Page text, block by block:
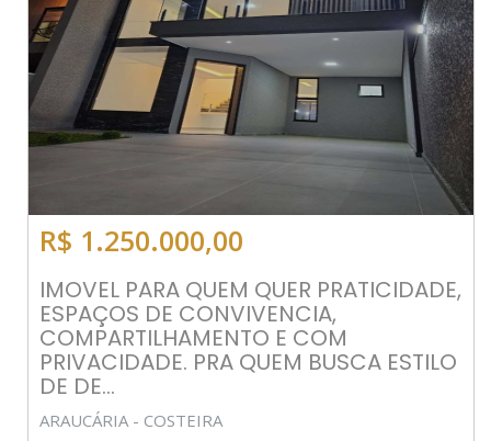
R$ 1.250.000,00
IMOVEL PARA QUEM QUER PRATICIDADE,
ESPAÇOS DE CONVIVENCIA,
COMPARTILHAMENTO E COM
PRIVACIDADE. PRA QUEM BUSCA ESTILO
DE DE...
ARAUCÁRIA - COSTEIRA